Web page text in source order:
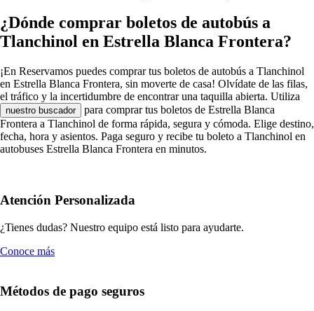
¿Dónde comprar boletos de autobús a
Tlanchinol en Estrella Blanca Frontera?
¡En Reservamos puedes comprar tus boletos de autobús a Tlanchinol
en Estrella Blanca Frontera, sin moverte de casa! Olvídate de las filas,
el tráfico y la incertidumbre de encontrar una taquilla abierta. Utiliza
nuestro buscador
para comprar tus boletos de Estrella Blanca
Frontera a Tlanchinol de forma rápida, segura y cómoda. Elige destino,
fecha, hora y asientos. Paga seguro y recibe tu boleto a Tlanchinol en
autobuses Estrella Blanca Frontera en minutos.
Atención Personalizada
¿Tienes dudas? Nuestro equipo está listo para ayudarte.
Conoce más
Métodos de pago seguros